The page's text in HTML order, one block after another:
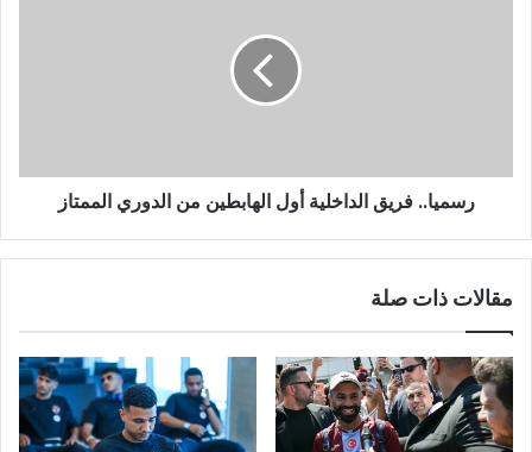
خط الدفاع: أحمد فتوح – حمزة المثلوثي – أحمد مجدي
خط الوسط : نبيل عماد دونجا – عبد الله السعيد –
ويتواجد على مقاعد البدلاء، محمود الشناوي ومصطفى
ومحمد أشرف ” روقا” ومحمد السيد وسيد عبد الله ”
إيشو” ومحمود عبد الرازق ” شيكابالا” وناصر منسي.
ويضم تشكيل الداخلية كلاً من:
حراسة المرمى: رمضان مصطفى.
خط الدفاع : محمود منصور – عبد الرحمن صميدة – معاذ
خط الوسط : محمود حسونة – كليتشي شيميزين -أدهم
رسميا.. فريق الداخلية أول الهابطين من الدوري الممتاز
مقالات ذات صلة